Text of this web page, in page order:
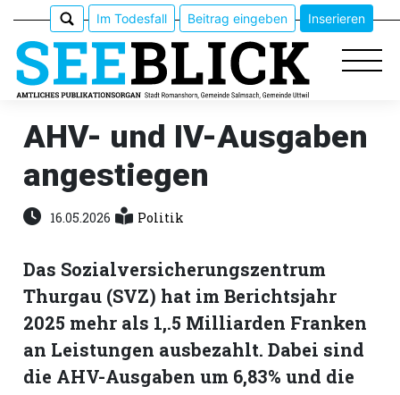
Epaper
Veranstaltungen
Erlebnisführer
App
Im Todesfall Beitrag eingeben Inserieren
AHV- und IV-Ausgaben
angestiegen
16.05.2026 Politik
Das Sozialversicherungszentrum
Thurgau (SVZ) hat im Berichtsjahr
2025 mehr als 1,.5 Milliarden Franken
an Leistungen ausbezahlt. Dabei sind
die AHV-Ausgaben um 6,83% und die